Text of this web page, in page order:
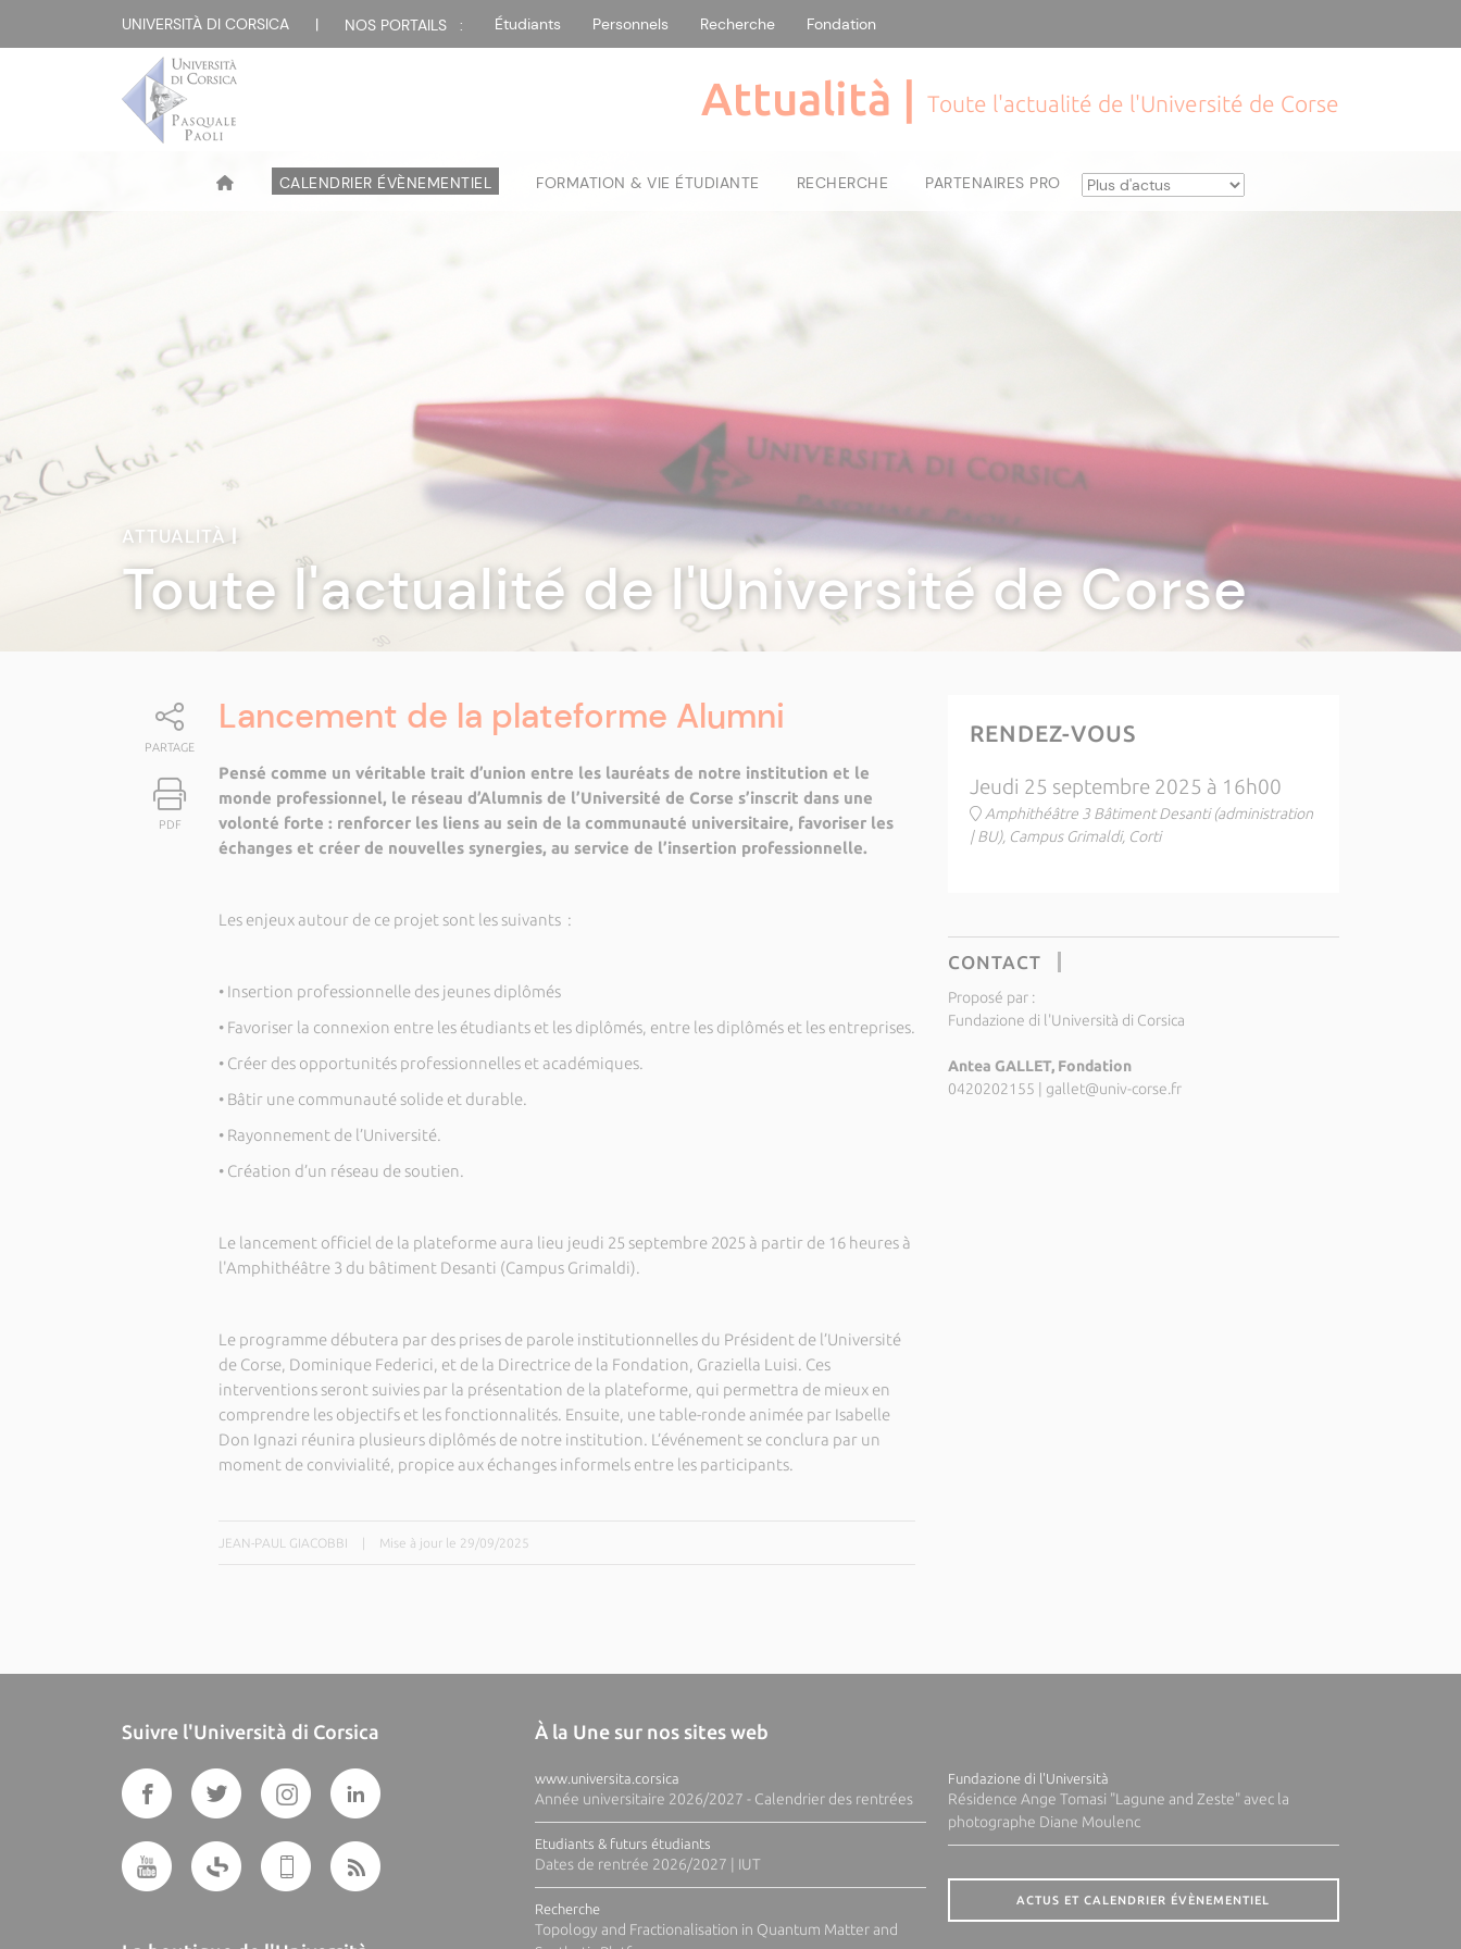
UNIVERSITÀ DI CORSICA | NOS PORTAILS : Étudiants Personnels Recherche Fondation
Attualità | Toute l'actualité de l'Université de Corse
CALENDRIER ÉVÈNEMENTIEL FORMATION & VIE ÉTUDIANTE RECHERCHE PARTENAIRES PRO
ATTUALITÀ|
Toute l'actualité de l'Université de Corse
PARTAGE
PDF
Lancement de la plateforme Alumni
Pensé comme un véritable trait d’union entre les lauréats de notre institution et le
monde professionnel, le réseau d’Alumnis de l’Université de Corse s’inscrit dans une
volonté forte : renforcer les liens au sein de la communauté universitaire, favoriser les
échanges et créer de nouvelles synergies, au service de l’insertion professionnelle.
Les enjeux autour de ce projet sont les suivants :
• Insertion professionnelle des jeunes diplômés
• Favoriser la connexion entre les étudiants et les diplômés, entre les diplômés et les entreprises.
• Créer des opportunités professionnelles et académiques.
• Bâtir une communauté solide et durable.
• Rayonnement de l’Université.
• Création d’un réseau de soutien.
Le lancement officiel de la plateforme aura lieu jeudi 25 septembre 2025 à partir de 16 heures à
l'Amphithéâtre 3 du bâtiment Desanti (Campus Grimaldi).
Le programme débutera par des prises de parole institutionnelles du Président de l’Université
de Corse, Dominique Federici, et de la Directrice de la Fondation, Graziella Luisi. Ces
interventions seront suivies par la présentation de la plateforme, qui permettra de mieux en
comprendre les objectifs et les fonctionnalités. Ensuite, une table-ronde animée par Isabelle
Don Ignazi réunira plusieurs diplômés de notre institution. L’événement se conclura par un
moment de convivialité, propice aux échanges informels entre les participants.
JEAN-PAUL GIACOBBI Mise à jour le 29/09/2025
RENDEZ-VOUS
Jeudi 25 septembre 2025 à 16h00
Amphithéâtre 3 Bâtiment Desanti (administration
| BU), Campus Grimaldi, Corti
CONTACT
Proposé par :
Fundazione di l'Università di Corsica
Antea GALLET, Fondation
0420202155
gallet@univ-corse.fr
Suivre l'Università di Corsica À la Une sur nos sites web
www.universita.corsica
Année universitaire 2026/2027 - Calendrier des rentrées
Etudiants & futurs étudiants
Dates de rentrée 2026/2027 | IUT
Recherche
Topology and Fractionalisation in Quantum Matter and
Fundazione di l'Università
Résidence Ange Tomasi "Lagune and Zeste" avec la
photographe Diane Moulenc
ACTUS ET CALENDRIER ÉVÈNEMENTIEL